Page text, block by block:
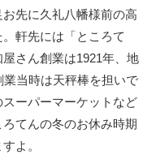
先に久礼八幡様前の高
軒先には「ところて
さん創業は1921年、地
当時は天秤棒を担いで
ーパーマーケットなど
てんの冬のお休み時期
よ。